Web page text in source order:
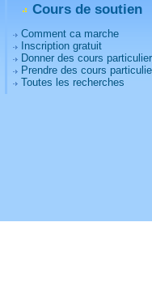
Cours de soutien
Comment ca marche
Inscription gratuit
Donner des cours
Prendre des cours
Toutes les recherches